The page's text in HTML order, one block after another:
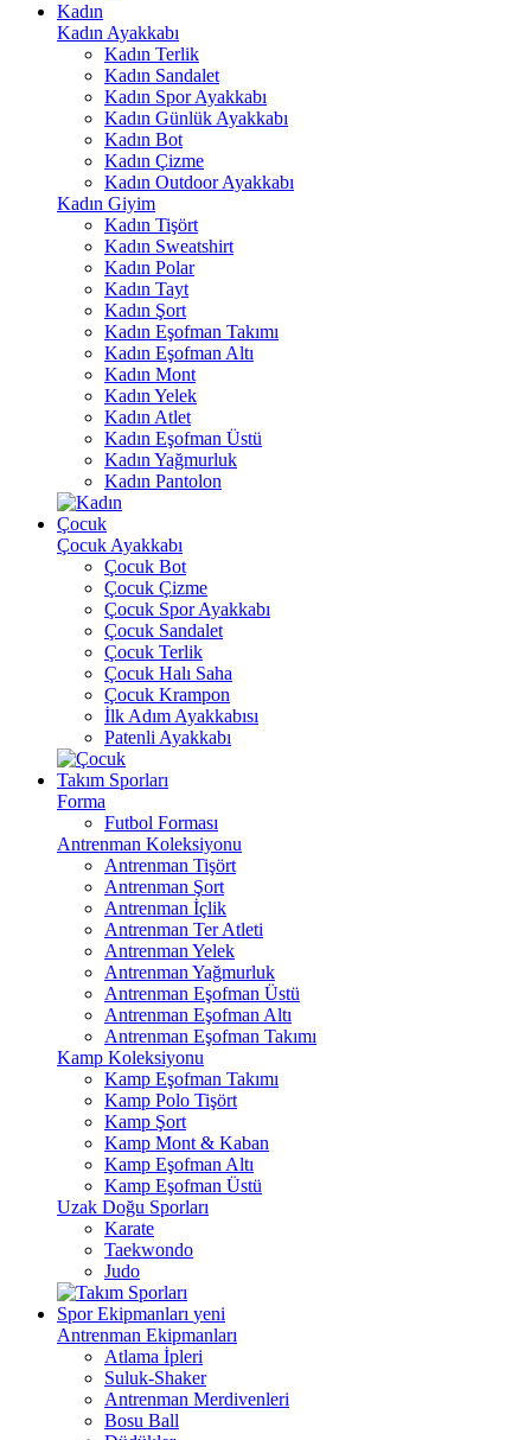
Kadın
Kadın Ayakkabı
Kadın Terlik
Kadın Sandalet
Kadın Spor Ayakkabı
Kadın Günlük Ayakkabı
Kadın Bot
Kadın Çizme
Kadın Outdoor Ayakkabı
Kadın Giyim
Kadın Tişört
Kadın Sweatshirt
Kadın Polar
Kadın Tayt
Kadın Şort
Kadın Eşofman Takımı
Kadın Eşofman Altı
Kadın Mont
Kadın Yelek
Kadın Atlet
Kadın Eşofman Üstü
Kadın Yağmurluk
Kadın Pantolon
Çocuk
Çocuk Ayakkabı
Çocuk Bot
Çocuk Çizme
Çocuk Spor Ayakkabı
Çocuk Sandalet
Çocuk Terlik
Çocuk Halı Saha
Çocuk Krampon
İlk Adım Ayakkabısı
Patenli Ayakkabı
Takım Sporları
Forma
Futbol Forması
Antrenman Koleksiyonu
Antrenman Tişört
Antrenman Şort
Antrenman İçlik
Antrenman Ter Atleti
Antrenman Yelek
Antrenman Yağmurluk
Antrenman Eşofman Üstü
Antrenman Eşofman Altı
Antrenman Eşofman Takımı
Kamp Koleksiyonu
Kamp Eşofman Takımı
Kamp Polo Tişört
Kamp Şort
Kamp Mont & Kaban
Kamp Eşofman Altı
Kamp Eşofman Üstü
Uzak Doğu Sporları
Karate
Taekwondo
Judo
Spor Ekipmanları yeni
Antrenman Ekipmanları
Atlama İpleri
Suluk-Shaker
Antrenman Merdivenleri
Bosu Ball